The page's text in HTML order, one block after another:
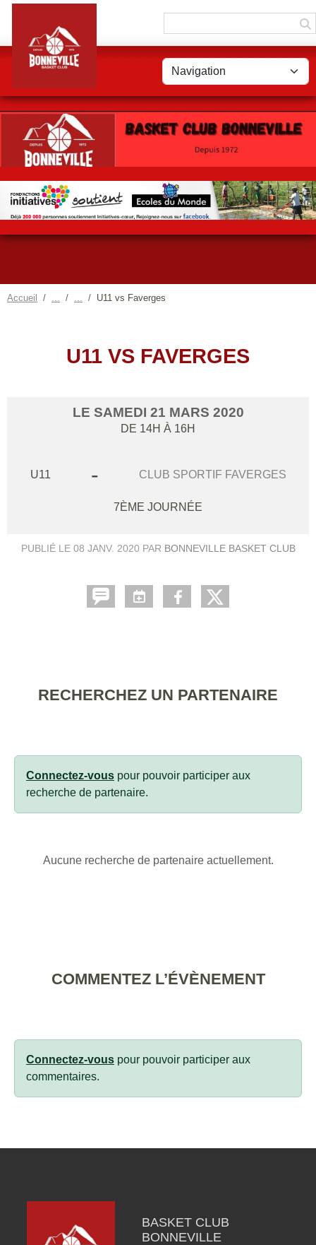
Accueil U11 vs Faverges
U11 VS FAVERGES
LE SAMEDI 21 MARS 2020
DE 14H À 16H
U11 - CLUB SPORTIF FAVERGES
7ÈME JOURNÉE
PUBLIÉ LE 08 JANV. 2020 PAR BONNEVILLE BASKET CLUB
RECHERCHEZ UN PARTENAIRE
Connectez-vous pour pouvoir participer aux
recherche de partenaire.
Aucune recherche de partenaire actuellement.
COMMENTEZ L’ÉVÈNEMENT
Connectez-vous pour pouvoir participer aux
commentaires.
BASKET CLUB
BONNEVILLE